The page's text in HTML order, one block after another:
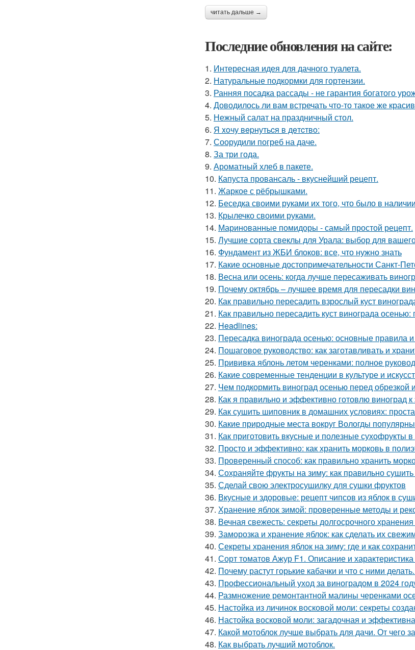
читать дальше →
Последние обновления на сайте:
1. Интересная идея для дачного туалета.
2. Натуральные подкормки для гортензии.
3. Ранняя посадка рассады - не гарантия богатого
4. Доводилось ли вам встречать что-то такое же
5. Нежный салат на праздничный стол.
6. Я xoчу вepнутьcя в дeтcтвo:
7. Соорудили погреб на даче.
8. За три года.
9. Ароматный хлеб в пакете.
10. Капуста провансаль - вкуснейший рецепт.
11. Жаркое с рёбрышками.
12. Беседка своими руками их того, что было в
13. Крылечко своими руками.
14. Маринованные помидоры - самый простой рецепт.
15. Лучшие сорта свеклы для Урала: выбор для
16. Фундамент из ЖБИ блоков: все, что нужно знать
17. Какие основные достопримечательности Санкт-
18. Весна или осень: когда лучше пересаживать
19. Почему октябрь – лучшее время для пересадки
20. Как правильно пересадить взрослый куст
21. Как правильно пересадить куст винограда
22. Headlines:
23. Пересадка винограда осенью: основные правила
24. Пошаговое руководство: как заготавливать и
25. Прививка яблонь летом черенками: полное
26. Какие современные тенденции в культуре и
27. Чем подкормить виноград осенью перед обрезкой
28. Как я правильно и эффективно готовлю виноград
29. Как сушить шиповник в домашних условиях:
30. Какие природные места вокруг Вологды
31. Как приготовить вкусные и полезные сухофрукты
32. Просто и эффективно: как хранить морковь в
33. Проверенный способ: как правильно хранить
34. Сохраняйте фрукты на зиму: как правильно
35. Сделай свою электросушилку для сушки фруктов
36. Вкусные и здоровые: рецепт чипсов из яблок в
37. Хранение яблок зимой: проверенные методы и
38. Вечная свежесть: секреты долгосрочного
39. Заморозка и хранение яблок: как сделать их
40. Секреты хранения яблок на зиму: где и как
41. Сорт томатов Ажур F1. Описание и характеристика
42. Почему растут горькие кабачки и что с ними
43. Профессиональный уход за виноградом в 2024
44. Размножение ремонтантной малины черенками
45. Настойка из личинок восковой моли: секреты
46. Настойка восковой моли: загадочная и
47. Какой мотоблок лучше выбрать для дачи. От чего
48. Как выбрать лучший мотоблок.